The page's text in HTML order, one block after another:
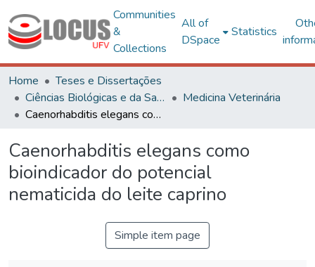
Communities
&
Collections
All of
DSpace
Statistics
Home
Teses e Dissertações
Ciências Biológicas e da Saúde
Medicina Veterinária
Caenorhabditis elegans como bioindicador do potencial nematicida do leite caprino
Caenorhabditis elegans como
bioindicador do potencial
nematicida do leite caprino
Simple item page